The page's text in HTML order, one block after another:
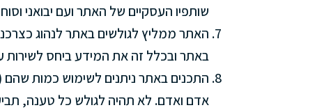
שותפיו העסקיים של האתר ועם יבואני
האתר ממליץ לגולשים באתר לנהוג
באתר ובכלל זה את המידע ביחס לשירות
התכנים באתר ניתנים לשימוש כמות שהם
אדם ואדם. לא תהיה לגולש כל טענה,